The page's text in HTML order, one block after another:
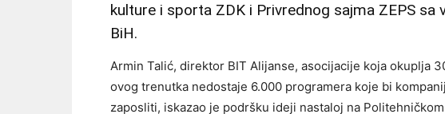
kulture i sporta ZDK i Privrednog sajma ZEPS sa
BiH.
Armin Talić, direktor BIT Alijanse, asocijacije koja okuplja
ovog trenutka nedostaje 6.000 programera koje bi
zaposliti, iskazao je podršku ideji nastaloj na